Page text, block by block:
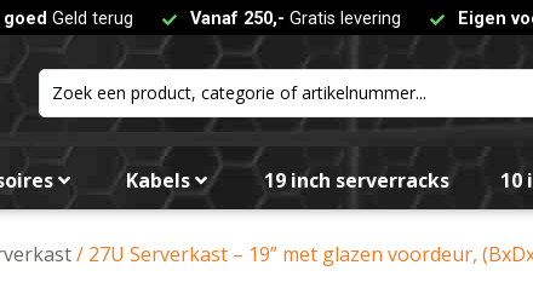
Geld terug Vanaf 250,- Gratis levering Eigen
Kabels 19 inch serverracks 10
/ 27U Serverkast – 19” met glazen voordeur,